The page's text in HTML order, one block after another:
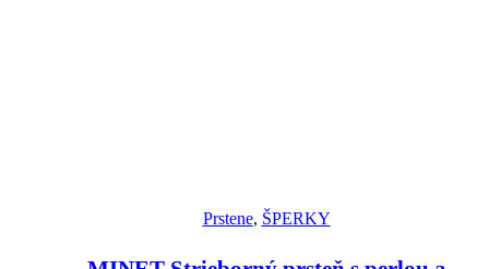
Prstene, ŠPERKY